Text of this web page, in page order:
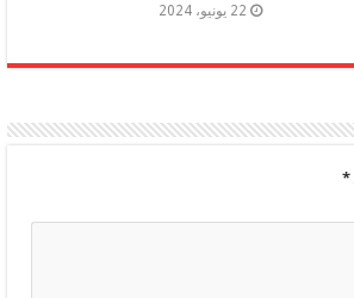
22 يونيو، 2024
*